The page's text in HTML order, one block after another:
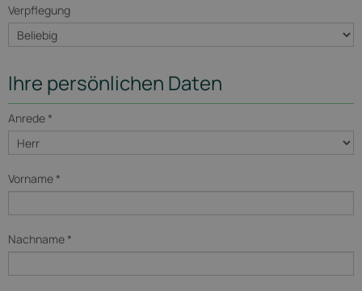
Verpflegung
Ihre persönlichen Daten
Anrede *
Vorname *
Nachname *